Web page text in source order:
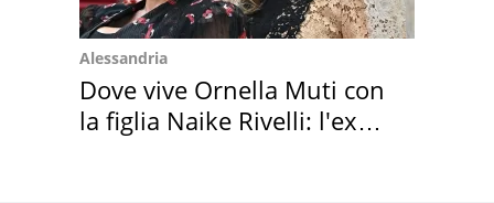
Alessandria
Dove vive Ornella Muti con
la figlia Naike Rivelli: l'ex